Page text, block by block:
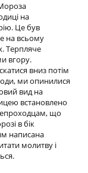
на
Це був
на всьому
Терпляче
вгору.
вниз потім
ми опинилися
вид на
встановлено
що
в бік
написана
молитву і